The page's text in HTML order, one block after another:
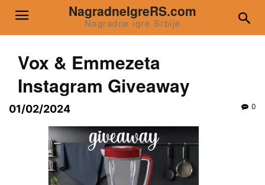
NagradneIgreRS.com
Nagradne igre Srbije
Vox & Emmezeta
Instagram Giveaway
01/02/2024 0